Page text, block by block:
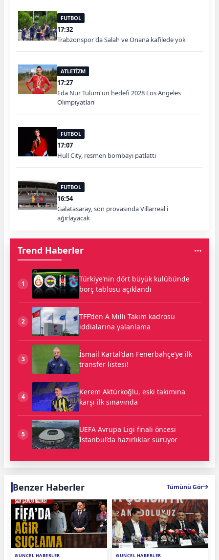
FUTBOL
17:32
Trabzonspor'da Salah ve Onana kafilede yok
ATLETİZM
17:27
Eda Nur Tulum'un hedefi 2028 Los Angeles
Olimpiyatları
FUTBOL
17:07
Hull City, resmen bombayı patlattı
FUTBOL
16:54
Galatasaray, son provasında Villarreal'i
ağırlayacak
Trend Haberler
1
Türkiye’nin dört büyük kulübünde
borç tablosu açıklandı
2
TFF’den A Milli Takım kadrosu
iddialarına yalanlama
3
İsmail Kartal’dan Fenerbahçe’ye ilk
transfer listesi!
4
Kerem Aktürkoğlu, eski takımına
karşı ilk sınavında
5
UEFA Avrupa Ligi finali öncesi
İstanbul’da hazırlıklar sürüyor
Benzer Haberler Tümünü Gör
GÜNCEL HABERLER GÜNCEL HABERLER